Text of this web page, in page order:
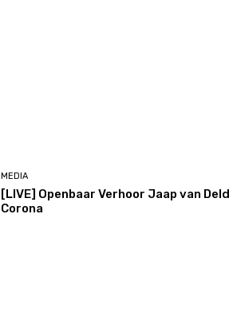
MEDIA
[LIVE] Openbaar Verhoor Jaap van
Corona